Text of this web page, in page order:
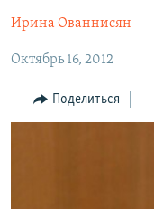
основной
навигации
Перейти
поиску
ЭКОНОМИКА
РЕГИОН
НАГОРНЫЙ КАРАБАХ
Ирина Ованнисян
Октябрь 16, 2012
Поделиться